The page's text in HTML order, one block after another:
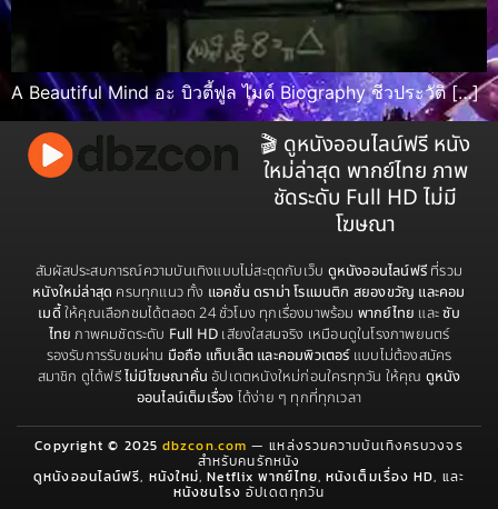
A Beautiful Mind อะ บิวตี้ฟูล ไมด์ Biography ชีวประวัติ […]
🎬 ดูหนังออนไลน์ฟรี หนัง
ใหม่ล่าสุด พากย์ไทย ภาพ
ชัดระดับ Full HD ไม่มี
โฆษณา
สัมผัสประสบการณ์ความบันเทิงแบบไม่สะดุดกับเว็บ ดูหนังออนไลน์ฟรีที่รวม
หนังใหม่ล่าสุด ครบทุกแนว ทั้ง แอคชั่น ดราม่า โรแมนติก สยองขวัญ และคอม
เมดี้ ให้คุณเลือกชมได้ตลอด 24 ชั่วโมง ทุกเรื่องมาพร้อม พากย์ไทย และซับ
ไทย ภาพคมชัดระดับ Full HD เสียงใสสมจริง เหมือนดูในโรงภาพยนตร์
รองรับการรับชมผ่าน มือถือ แท็บเล็ต และคอมพิวเตอร์แบบไม่ต้องสมัคร
สมาชิก ดูได้ฟรีไม่มีโฆษณาคั่น อัปเดตหนังใหม่ก่อนใครทุกวัน ให้คุณ ดูหนัง
ออนไลน์เต็มเรื่อง ได้ง่าย ๆ ทุกที่ทุกเวลา
Copyright © 2025dbzcon.com — แหล่งรวมความบันเทิงครบวงจร
สำหรับคนรักหนัง
ดูหนังออนไลน์ฟรี, หนังใหม่,Netflix พากย์ไทย,หนังเต็มเรื่อง HD, และ
หนังชนโรง อัปเดตทุกวัน